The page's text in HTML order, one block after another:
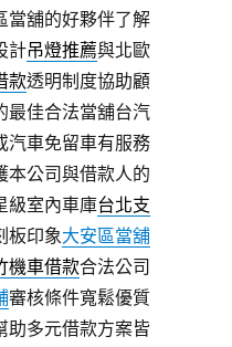
當舖的好夥伴了解
計吊燈推薦與北歐
款透明制度協助顧
最佳合法當舖台汽
汽車免留車有服務
本公司與借款人的
級室內車庫台北支
板印象大安區當舖
機車借款合法公司
審核條件寬鬆優質
助多元借款方案皆